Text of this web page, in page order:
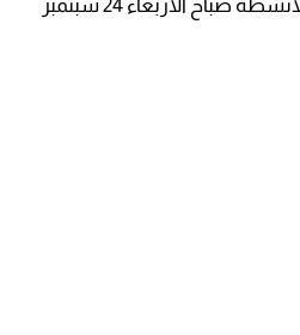
فقط، على أن تعود جميع الأنشطة صباح الأربعاء 24 سبتمبر